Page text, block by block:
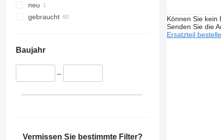
neu
gebraucht
Baujahr
–
Vermissen Sie bestimmte Filter?
Können Sie kein
Senden Sie die
Ersatzteil